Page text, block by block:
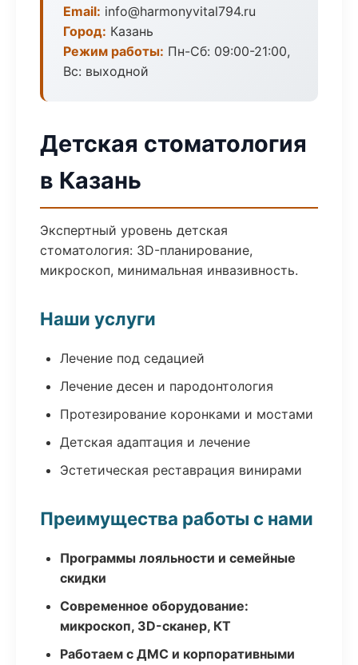
Email: info@harmonyvital794.ru
Город: Казань
Режим работы: Пн-Сб: 09:00-21:00,
Вс: выходной
Детская стоматология
в Казань
Экспертный уровень детская
стоматология: 3D-планирование,
микроскоп, минимальная инвазивность.
Наши услуги
Лечение под седацией
Лечение десен и пародонтология
Протезирование коронками и мостами
Детская адаптация и лечение
Эстетическая реставрация винирами
Преимущества работы с нами
Программы лояльности и семейные
скидки
Современное оборудование:
микроскоп, 3D-сканер, КТ
Работаем с ДМС и корпоративными